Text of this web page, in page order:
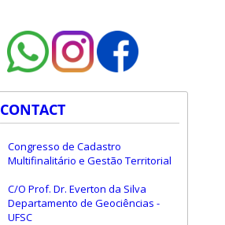
CONTACT
Congresso de Cadastro
Multifinalitário e Gestão Territorial
C/O Prof. Dr. Everton da Silva
Departamento de Geociências -
UFSC